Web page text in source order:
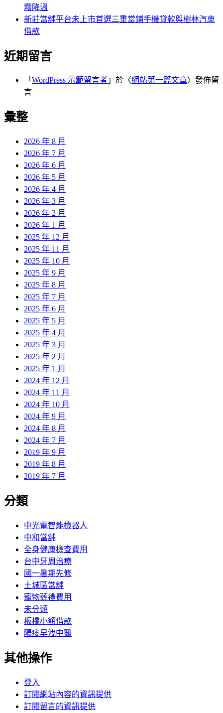
霧降溫
新莊當舖平台未上市首選三重當鋪手機貸款與樹林汽車
借款
近期留言
「 WordPress 示範留言者 」於〈網站第一篇文章〉發佈留
言
彙整
2026 年 8 月
2026 年 7 月
2026 年 6 月
2026 年 5 月
2026 年 4 月
2026 年 3 月
2026 年 2 月
2026 年 1 月
2025 年 12 月
2025 年 11 月
2025 年 10 月
2025 年 9 月
2025 年 8 月
2025 年 7 月
2025 年 6 月
2025 年 5 月
2025 年 4 月
2025 年 3 月
2025 年 2 月
2025 年 1 月
2024 年 12 月
2024 年 11 月
2024 年 10 月
2024 年 9 月
2024 年 8 月
2024 年 7 月
2019 年 9 月
2019 年 8 月
2019 年 7 月
分類
中光電智能機器人
中和當舖
全身健康檢查費用
台中牙周治療
國一暑期先修
土城區當舖
寵物葬禮費用
未分類
板橋小額借款
陽痿早洩中醫
其他操作
登入
訂閱網站內容的資訊提供
訂閱留言的資訊提供